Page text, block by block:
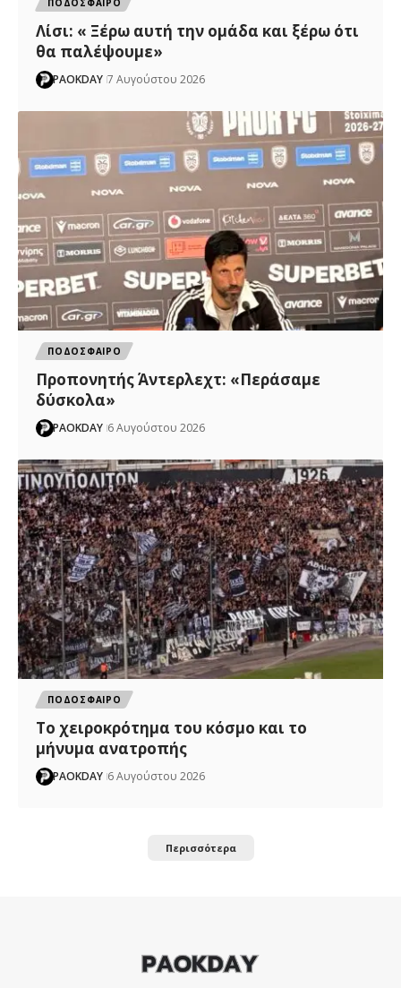
Λίσι: « Ξέρω αυτή την ομάδα και ξέρω ότι
θα παλέψουμε»
PAOKDAY 7 Αυγούστου 2026
ΠΟΔΟΣΦΑΙΡΟ
Προπονητής Άντερλεχτ: «Περάσαμε
δύσκολα»
PAOKDAY 6 Αυγούστου 2026
ΠΟΔΟΣΦΑΙΡΟ
Το χειροκρότημα του κόσμο και το
μήνυμα ανατροπής
PAOKDAY 6 Αυγούστου 2026
Περισσότερα